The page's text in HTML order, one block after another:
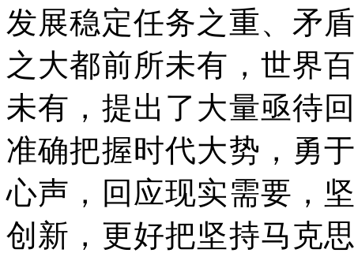
发展稳定任务之重、矛
之大都前所未有，世界
未有，提出了大量亟待
准确把握时代大势，勇
心声，回应现实需要，
创新，更好把坚持马克